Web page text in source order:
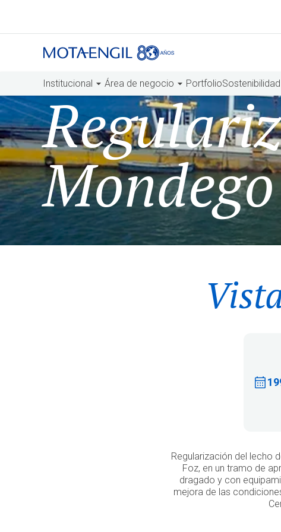
Institucional Área de negocio PortfolioSostenibilidad
Mondego
Regularización del lecho
Foz, en un tramo de
dragado y con
mejora de las